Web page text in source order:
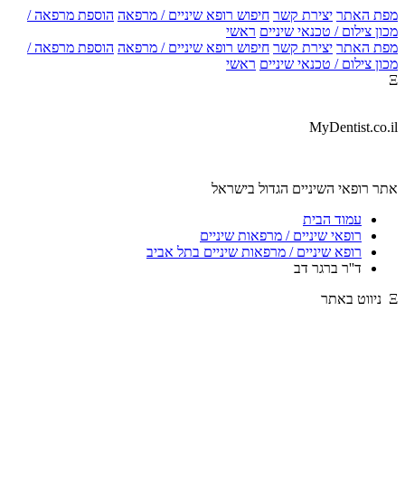
מפת האתר יצירת קשר חיפוש רופא שיניים / מרפאה הוספת מרפאה /
מכון צילום / טכנאי שיניים ראשי
מפת האתר יצירת קשר חיפוש רופא שיניים / מרפאה הוספת מרפאה /
מכון צילום / טכנאי שיניים ראשי
Ξ
MyDentist.co.il
אתר רופאי השיניים הגדול בישראל
עמוד הבית
רופאי שיניים / מרפאות שיניים
רופא שיניים / מרפאות שיניים בתל אביב
ד''ר ברגר דב
Ξ ניווט באתר